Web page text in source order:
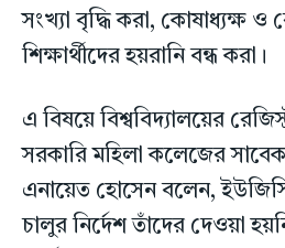
সংখ্যা বৃদ্ধি করা, কোষাধ্যক্ষ ও
শিক্ষার্থীদের হয়রানি বন্ধ করা।
এ বিষয়ে বিশ্ববিদ্যালয়ের
সরকারি মহিলা কলেজের
এনায়েত হোসেন বলেন,
চালুর নির্দেশ তাঁদের দেওয়া